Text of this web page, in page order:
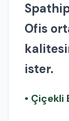
Ofis
ister.
• Çiçekli